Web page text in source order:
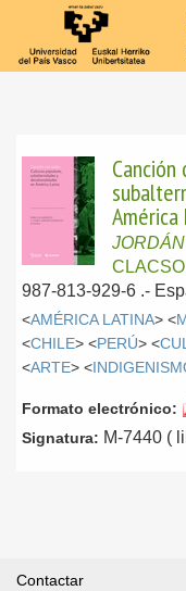
CLACSO
987-813-929-6 .-
<AMÉRICA LATINA> <
<CHILE> <PERÚ> <
<ARTE> <
Formato electrónico:
Signatura: M-7440 (
Contactar